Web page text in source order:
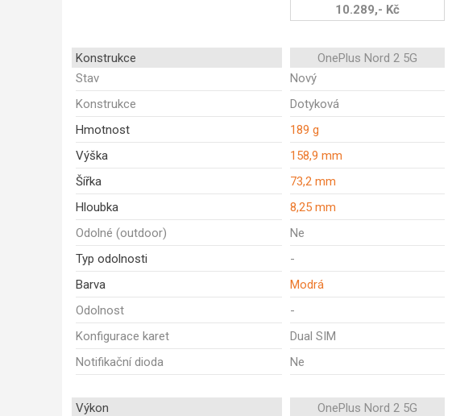
10.289,- Kč
Konstrukce OnePlus Nord 2 5G
Stav
Nový
Konstrukce
Dotyková
Hmotnost
189 g
Výška
158,9 mm
Šířka
73,2 mm
Hloubka
8,25 mm
Odolné (outdoor)
Ne
Typ odolnosti
-
Barva
Modrá
Odolnost
-
Konfigurace karet
Dual SIM
Notifikační dioda
Ne
Výkon OnePlus Nord 2 5G